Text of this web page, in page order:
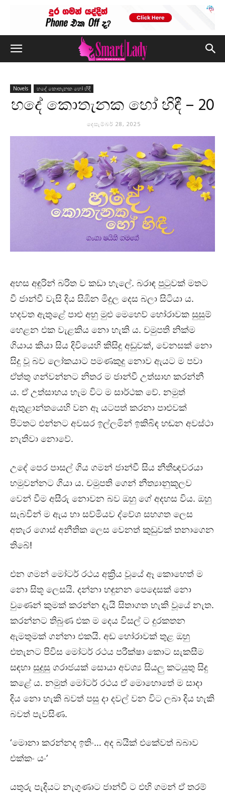
Novels හදේ කොතැනක හෝ හිඳී
හදේ කොතැනක හෝ හිඳී – 20
දෙසැම්බර් 28, 2025
අහස අඳුරින් බරිත ව කඩා හැලේ. බරාඳ පුටුවක් මතට
වී ජාන්වී වැසි දිය සිඹින මිදුල දෙස බලා සිටියා ය.
හදවත ඇතුළේ පාළු අහු මුළු මෙහෙව් හෝරාවක සුසුම්
හෙළන එක වැළකිය නො හැකි ය. චමුපති නික්ම
ගියාය කියා සිය දිවියෙහි කිසිදු අඩුවක්, වෙනසක් නො
සිදු වූ බව ලෝකයාට පමණකුදු නොව ඇයට ම පවා
ඒත්තු ගන්වන්නට නිතර ම ජාන්වී උත්සාහ කරන්නී
ය. ඒ උත්සාහය හැම විට ම සාර්ථක වේ. නමුත්
ඇතුළාන්තයෙහි වන ඈ යටපත් කරනා පාළුවක්
පිටතට එන්නට අවසර ඉල්ලමින් ඉකිබිඳ හඬන අවස්ථා
නැතිවා නොවේ.
උදේ පෙර පාසල් ගිය ගමන් ජාන්වී සිය නීතීඥවරයා
හමුවන්නට ගියා ය. චමුපති ගෙන් නීත්‍යානුකූලව
වෙන් වීම අසීරු නොවන බව ඔහු ගේ අදහස විය. ඔහු
සැබවින් ම ඇය හා සව්මියව ද්වේශ සහගත ලෙස
අතැර ගොස් අනීතික ලෙස වෙනත් කුඩුවක් තනාගෙන
තිබේ!
එන ගමන් මෝටර් රථය අක්‍රිය වූයේ ඈ කොහෙත් ම
නො සිතූ ලෙසයි. දන්නා හඳුනන පෙදෙසක් නො
වුණෙන් කුමක් කරන්න දැයි සිතාගත හැකි වූයේ නැත.
කරන්නට තිබුණ එක ම දෙය විසල් ට දුරකතන
ඇමතුමක් ගන්නා එකයි. අඩ හෝරාවක් තුළ ඔහු
එතැනට පිවිස මෝටර් රථය පරීක්ෂා කොට සැකසීම
සඳහා සුදුසු ගරාජයක් සොයා අවශ්‍ය සියලු කටයුතු සිදු
කළේ ය. නමුත් මෝටර් රථය ඒ මොහොතේ ම සාදා
දිය නො හැකි බවත් පසු දා දවල් වන විට ලබා දිය හැකි
බවත් පැවසිණ.
‘මොනා කරන්නද ඉතිං… අද බයික් එකේවත් බබාව
එක්කං යං’
යතුරු පැදියට නැගුණාට ජාන්වී ට එහි ගමන් ඒ තරම්